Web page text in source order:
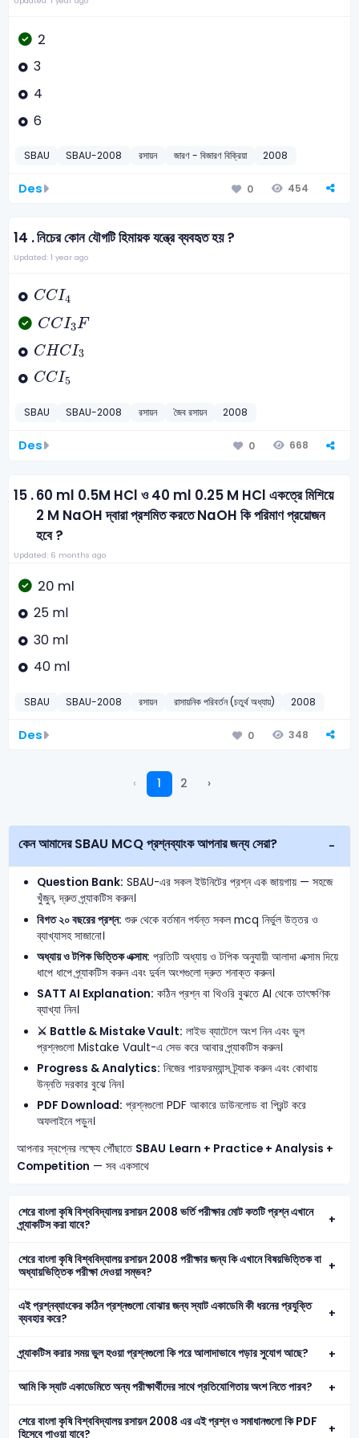
2
3
4
6
SBAU SBAU-2008 রসায়ন জারণ - বিজারণ বিক্রিয়া 2008
Des 0 454
14 .নিচের কোন যৌগটি হিমায়ক যন্ত্রে ব্যবহৃত হয় ?
Updated: 1 year ago
CCI4
CCI4
CCI3F
CCI3 F
CHCI3
CHCI3
CCI5
CCI5
SBAU SBAU-2008 রসায়ন জৈব রসায়ন 2008
Des 0 668
15 .60 ml 0.5M HCl ও 40 ml 0.25 M HCl একত্রে মিশিয়ে
2 M NaOH দ্বারা প্রশমিত করতে NaOH কি পরিমাণ প্রয়োজন
হবে ?
Updated: 6 months ago
20 ml
25 ml
30 ml
40 ml
SBAU SBAU-2008 রসায়ন রাসায়নিক পরিবর্তন (চতুর্থ অধ্যায়) 2008
Des 0 348
‹ 1 2 ›
কেন আমাদের SBAU MCQ প্রশ্নব্যাংক আপনার জন্য সেরা?
Question Bank: SBAU-এর সকল ইউনিটের প্রশ্ন এক জায়গায় — সহজে
খুঁজুন, দ্রুত প্র্যাকটিস করুন।
বিগত ২০ বছরের প্রশ্ন: শুরু থেকে বর্তমান পর্যন্ত সকল mcq নির্ভুল উত্তর ও
ব্যাখ্যাসহ সাজানো।
অধ্যায় ও টপিক ভিত্তিক এক্সাম: প্রতিটি অধ্যায় ও টপিক অনুযায়ী আলাদা এক্সাম দিয়ে
ধাপে ধাপে প্র্যাকটিস করুন এবং দুর্বল অংশগুলো দ্রুত শনাক্ত করুন।
SATT AI Explanation: কঠিন প্রশ্ন বা থিওরি বুঝতে AI থেকে তাৎক্ষণিক
ব্যাখ্যা নিন।
⚔️ Battle & Mistake Vault: লাইভ ব্যাটেলে অংশ নিন এবং ভুল
প্রশ্নগুলো Mistake Vault-এ সেভ করে আবার প্র্যাকটিস করুন।
Progress & Analytics: নিজের পারফরম্যান্স ট্র্যাক করুন এবং কোথায়
উন্নতি দরকার বুঝে নিন।
PDF Download: প্রশ্নগুলো PDF আকারে ডাউনলোড বা প্রিন্ট করে
অফলাইনে পড়ুন।
আপনার স্বপ্নের লক্ষ্যে পৌঁছাতে SBAU Learn + Practice + Analysis +
Competition — সব একসাথে
শেরে বাংলা কৃষি বিশ্ববিদ্যালয় রসায়ন 2008 ভর্তি পরীক্ষার মোট কতটি প্রশ্ন এখানে
প্র্যাকটিস করা যাবে?
শেরে বাংলা কৃষি বিশ্ববিদ্যালয় রসায়ন 2008 পরীক্ষার জন্য কি এখানে বিষয়ভিত্তিক বা
অধ্যায়ভিত্তিক পরীক্ষা দেওয়া সম্ভব?
এই প্রশ্নব্যাংকের কঠিন প্রশ্নগুলো বোঝার জন্য স্যাট একাডেমি কী ধরনের প্রযুক্তি
ব্যবহার করে?
প্র্যাকটিস করার সময় ভুল হওয়া প্রশ্নগুলো কি পরে আলাদাভাবে পড়ার সুযোগ আছে?
আমি কি স্যাট একাডেমিতে অন্য পরীক্ষার্থীদের সাথে প্রতিযোগিতায় অংশ নিতে পারব?
শেরে বাংলা কৃষি বিশ্ববিদ্যালয় রসায়ন 2008 এর এই প্রশ্ন ও সমাধানগুলো কি PDF
হিসেবে পাওয়া যাবে?